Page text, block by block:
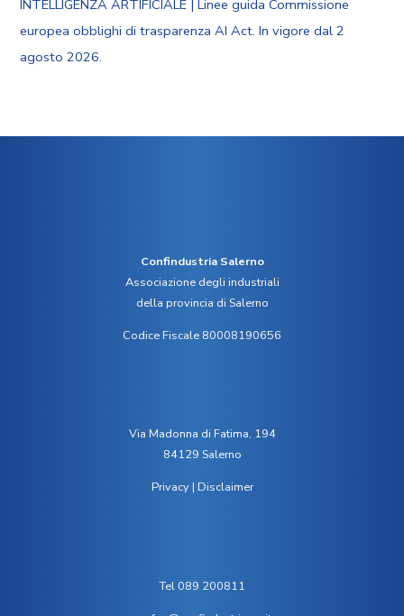
INTELLIGENZA ARTIFICIALE | Linee guida Commissione
europea obblighi di trasparenza AI Act. In vigore dal 2
agosto 2026.
Confindustria Salerno
Associazione degli industriali
della provincia di Salerno
Codice Fiscale 80008190656
Via Madonna di Fatima, 194
84129 Salerno
Privacy| Disclaimer
Tel 089 200811